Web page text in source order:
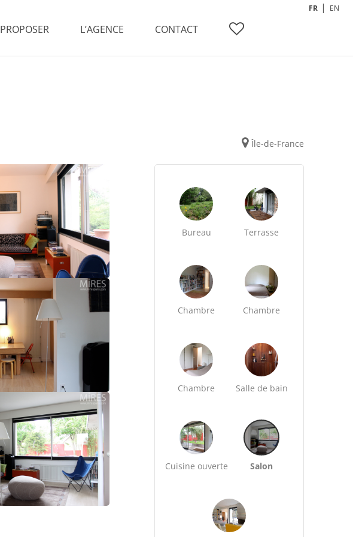
PROPOSER L’AGENCE CONTACT
FR EN
Île-de-France
Bureau Terrasse
Chambre Chambre
Chambre Salle de bain
Cuisine ouverte Salon